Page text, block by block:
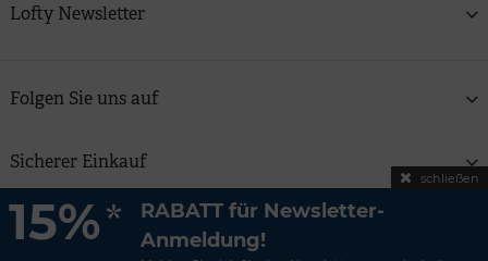
Lofty Newsletter
Folgen Sie uns auf
Sicherer Einkauf
Copyright © 2026 Lofty Zweitfrisuren GmbH | Alle Preise
verstehen sich inkl. MwSt und zzgl.
15%*
RABATT für Newsletter-
Anmeldung!
schließen